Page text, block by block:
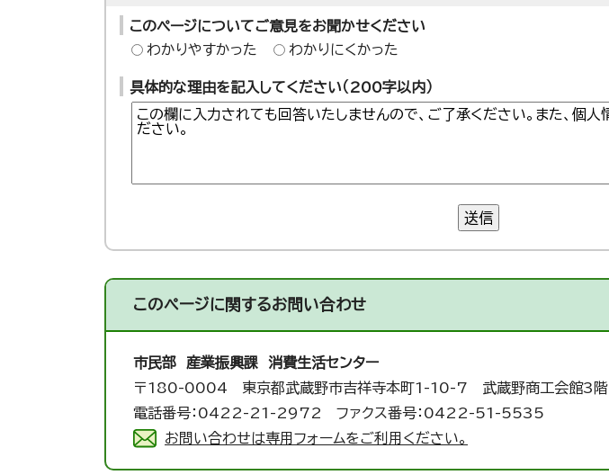
このページについてご意見をお聞かせください
わかりやすかった
わかりにくかった
具体的な理由を記入してください（200字以内）
送信
このページに関するお問い合わせ
市民部 産業振興課 消費生活センター
〒180-0004 東京都武蔵野市吉祥寺本町1-10-7 武蔵野商工会館3階
電話番号：0422-21-2972 ファクス番号：0422-51-5535
お問い合わせは専用フォームをご利用ください。